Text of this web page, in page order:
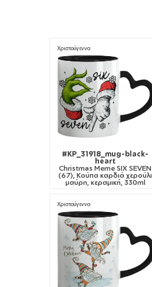
Χριστούγεννα
#KP_31918_mug-black-
heart
Christmas Meme SIX SEVEN
(67), Κούπα καρδιά χερούλι
μαύρη, κεραμική, 330ml
Χριστούγεννα